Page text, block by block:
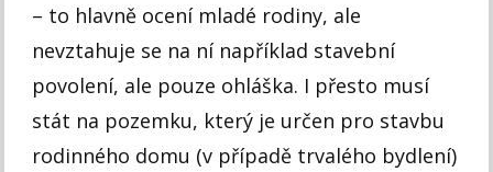
– to hlavně ocení mladé rodiny, ale
nevztahuje se na ní například stavební
povolení, ale pouze ohláška. I přesto musí
stát na pozemku, který je určen pro stavbu
rodinného domu (v případě trvalého bydlení)